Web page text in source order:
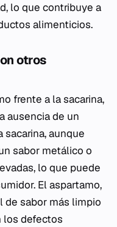
lo que contribuye a
alimenticios.
otros
frente a la sacarina,
ausencia de un
aunque
sabor metálico o
lo que puede
El aspartamo,
de sabor más limpio
los defectos